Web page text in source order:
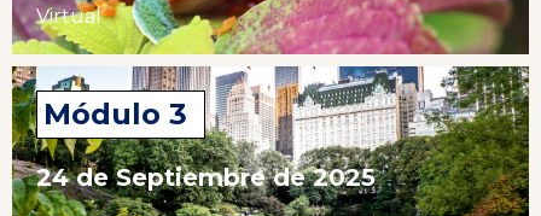
Virtual
Módulo 3
24 de Septiembre de 2025